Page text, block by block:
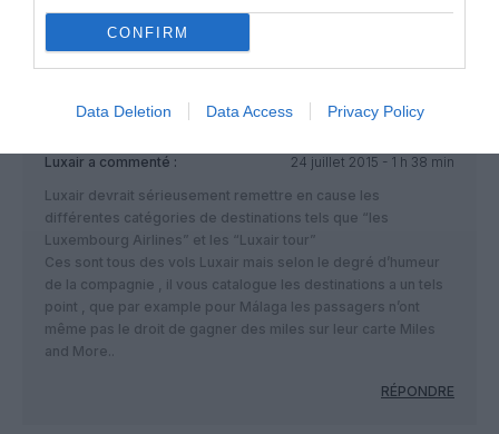
CONFIRM
Data Deletion Data Access Privacy Policy
venture avec Boeing. pourquoi ne sont-ils pas montés à
RÉPONDRE
Luxair a commenté :
24 juillet 2015 - 1 h 38 min
Luxair devrait sérieusement remettre en cause les
différentes catégories de destinations tels que “les
Luxembourg Airlines” et les “Luxair tour”
Ces sont tous des vols Luxair mais selon le degré d’humeur
de la compagnie , il vous catalogue les destinations a un tels
point , que par example pour Málaga les passagers n’ont
même pas le droit de gagner des miles sur leur carte Miles
and More..
RÉPONDRE